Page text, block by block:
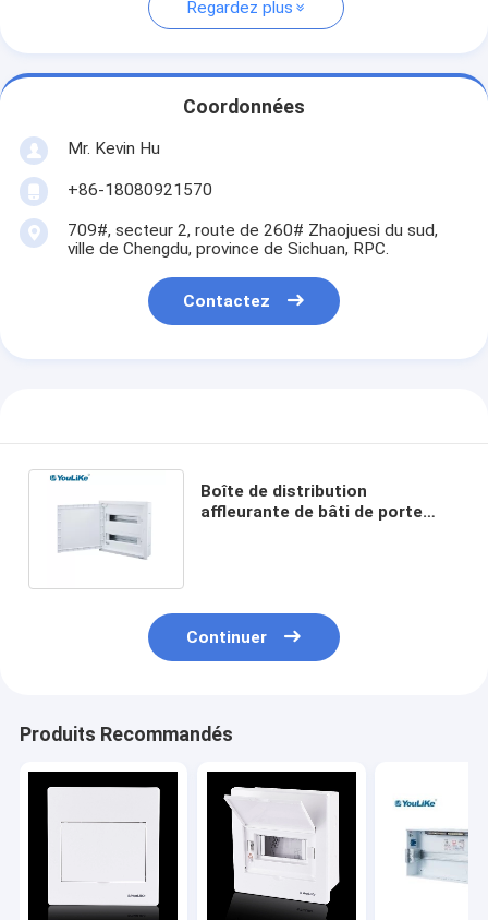
Regardez plus
Coordonnées
Mr. Kevin Hu
+86-18080921570
709#, secteur 2, route de 260# Zhaojuesi du sud,
ville de Chengdu, province de Sichuan, RPC.
Contactez
Boîte de distribution
affleurante de bâti de porte
Continuer
Produits Recommandés